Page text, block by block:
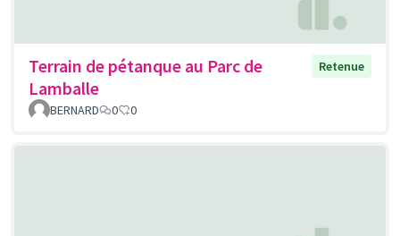
Terrain de pétanque au Parc de
Lamballe
Retenue
BERNARD 0 0